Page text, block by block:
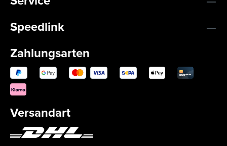
Speedlink
Zahlungsarten
Versandart